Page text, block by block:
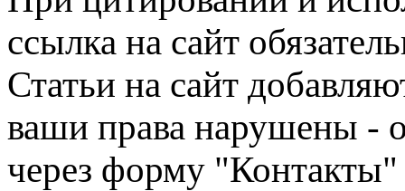
ссылка на сайт
Статьи на сайт
ваши права нарушены -
через форму "Контакты"